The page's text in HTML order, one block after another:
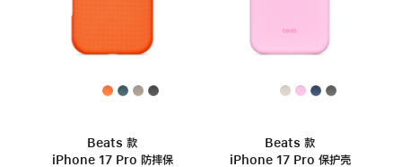
Beats 款
iPhone 17 Pro 防摔保
Beats 款
iPhone 17 Pro 保护壳